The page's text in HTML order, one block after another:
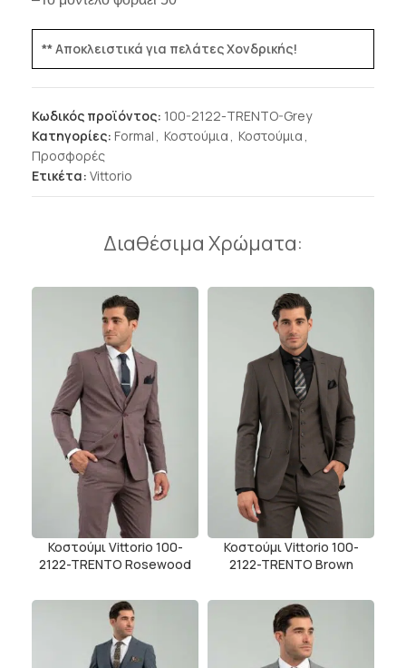
** Αποκλειστικά για πελάτες Χονδρικής!
Κωδικός προϊόντος: 100-2122-TRENTO-Grey
Κατηγορίες: Formal , Κοστούμια , Κοστούμια ,
Προσφορές
Ετικέτα: Vittorio
Διαθέσιμα Χρώματα:
Κοστούμι Vittorio 100-
2122-TRENTO Rosewood
Κοστούμι Vittorio 100-
2122-TRENTO Brown